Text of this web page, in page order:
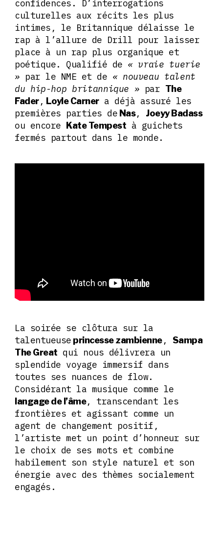
confidences. D’interrogations
culturelles aux récits les plus
intimes, le Britannique délaisse le
rap à l’allure de Drill pour laisser
place à un rap plus organique et
poétique. Qualifié de « vraie tuerie
» par le NME et de « nouveau talent
du hip-hop britannique » par The
Fader, Loyle Carnera déjà assuré les
premières parties de Nas, Joeyy Badass
ou encore Kate Tempest à guichets
fermés partout dans le monde.
La soirée se clôtura sur la
talentueuse princesse zambienne,
Sampa
The Great qui nous délivrera un
splendide voyage immersif dans
toutes ses nuances de flow.
Considérant la musique comme le
langage de l’âme, transcendant les
frontières et agissant comme un
agent de changement positif,
l’artiste met un point d’honneur sur
le choix de ses mots et combine
habilement son style naturel et son
énergie avec des thèmes socialement
engagés.